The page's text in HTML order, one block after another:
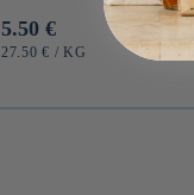
Normaler
Preis
5.50 €
GRUNDPREIS
27.50 € / PRO
KG